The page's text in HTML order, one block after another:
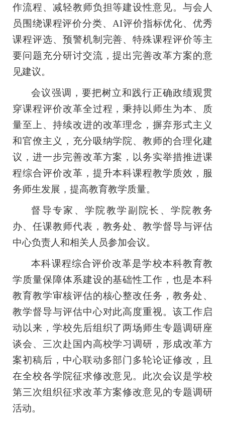
作流程、减轻教师负担等建设性意见。与会人
员围绕课程评价分类、AI评价指标优化、优秀
课程评选、预警机制完善、特殊课程评价等主
要问题充分研讨交流，提出完善改革方案的意
见建议。
会议强调，要把树立和践行正确政绩观贯
穿课程评价改革全过程，秉持以师生为本、质
量至上、持续改进的改革理念，摒弃形式主义
和官僚主义，充分吸纳学院、教师的合理化建
议，进一步完善改革方案，以务实举措推进课
程综合评价改革，提升本科课程教学质效，服
务师生发展，提高教育教学质量。
督导专家、学院教学副院长、学院教务
办、 任课教师代表，教务处、教学督导与评估
中心负责人和相关人员参加会议。
本科课程综合评价改革是学校本科教育教
学质量保障体系建设的基础性工作，也是本科
教育教学审核评估的核心整改任务，教务处、
教学督导与评估中心对此高度重视。该工作启
动以来，学校先后组织了两场师生专题调研座
谈会、三次赴国内高校学习调研，形成改革方
案初稿后，中心联动多部门多轮论证修改，且
在全校各学院征求修改意见。此次会议是学校
第三次组织征求改革方案修改意见的专题调研
活动。